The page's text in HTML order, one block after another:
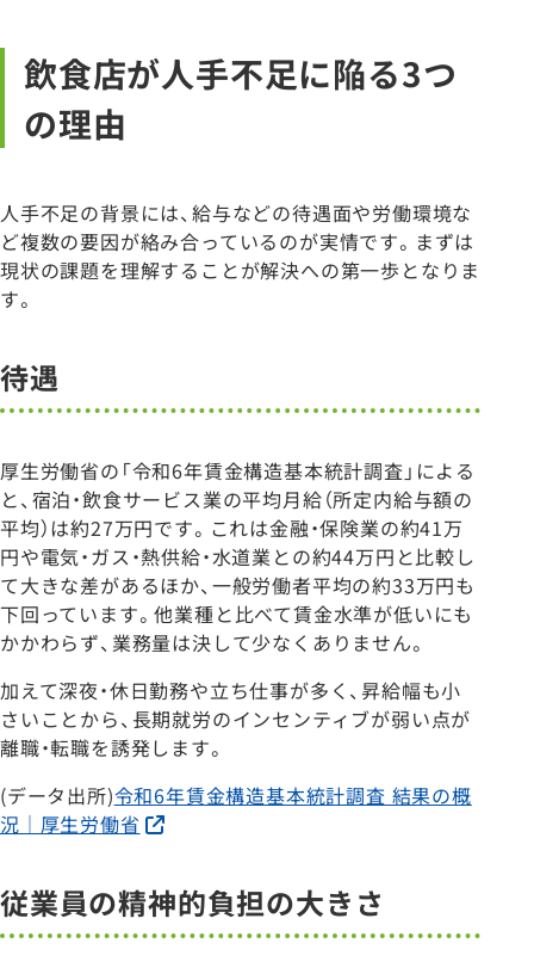
飲食店が人手不足に陥る3つ
の理由
人手不足の背景には、給与などの待遇面や労働環境な
ど複数の要因が絡み合っているのが実情です。まずは
現状の課題を理解することが解決への第一歩となりま
す。
待遇
厚生労働省の「令和6年賃金構造基本統計調査」による
と、宿泊・飲食サービス業の平均月給（所定内給与額の
平均）は約27万円です。これは金融・保険業の約41万
円や電気・ガス・熱供給・水道業との約44万円と比較し
て大きな差があるほか、一般労働者平均の約33万円も
下回っています。他業種と比べて賃金水準が低いにも
かかわらず、業務量は決して少なくありません。
加えて深夜・休日勤務や立ち仕事が多く、昇給幅も小
さいことから、長期就労のインセンティブが弱い点が
離職・転職を誘発します。
(データ出所)令和6年賃金構造基本統計調査 結果の概
況｜厚生労働省
従業員の精神的負担の大きさ